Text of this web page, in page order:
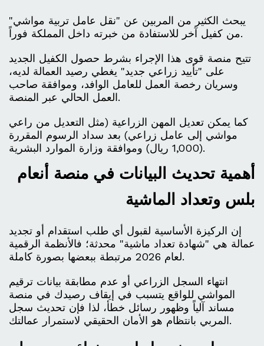
يبحث الكثير من المربين عن "نقل عامل تربية مواشي"
من كفيل آخر للاستفادة من خبرته داخل المملكة فوراً.
تتيح منصة قوى هذا الإجراء بشرط حصول الكفيل الجديد
على "تأييد زراعي جديد" يغطي رصيد العمالة لديه،
وسريان رخصة العمل للعامل الوافد، وموافقة صاحب
العمل الحالي عبر المنصة.
كما يمكن تعديل المهن الزراعية (مثل التعديل من راعي
مواشي إلى عامل زراعي) بعد سداد الرسوم المقررة
(1,000 ريال) وموافقة وزارة الموارد البشرية.
أهمية تحديث البيانات في منصة أنعام
بلس وتعداد الماشية
إن الركيزة الأساسية لقبول أي طلب استقدام أو تجديد
عمالة هي "شهادة تعداد ماشية" محدثة؛ فالأنظمة الرقمية
لعام 2026 مرتبطة ببعضها بصورة كاملة.
انتهاء السجل الزراعي أو عدم مطابقة بيانات ترقيم
المواشي للواقع يتسبب في إيقاف رصيدك في منصة
مساند آلياً وظهور رسائل خطأ، لذا فإن تحديث سجل
المربي بانتظام هو الأمان الحقيقي لاستمرار عمالتك.